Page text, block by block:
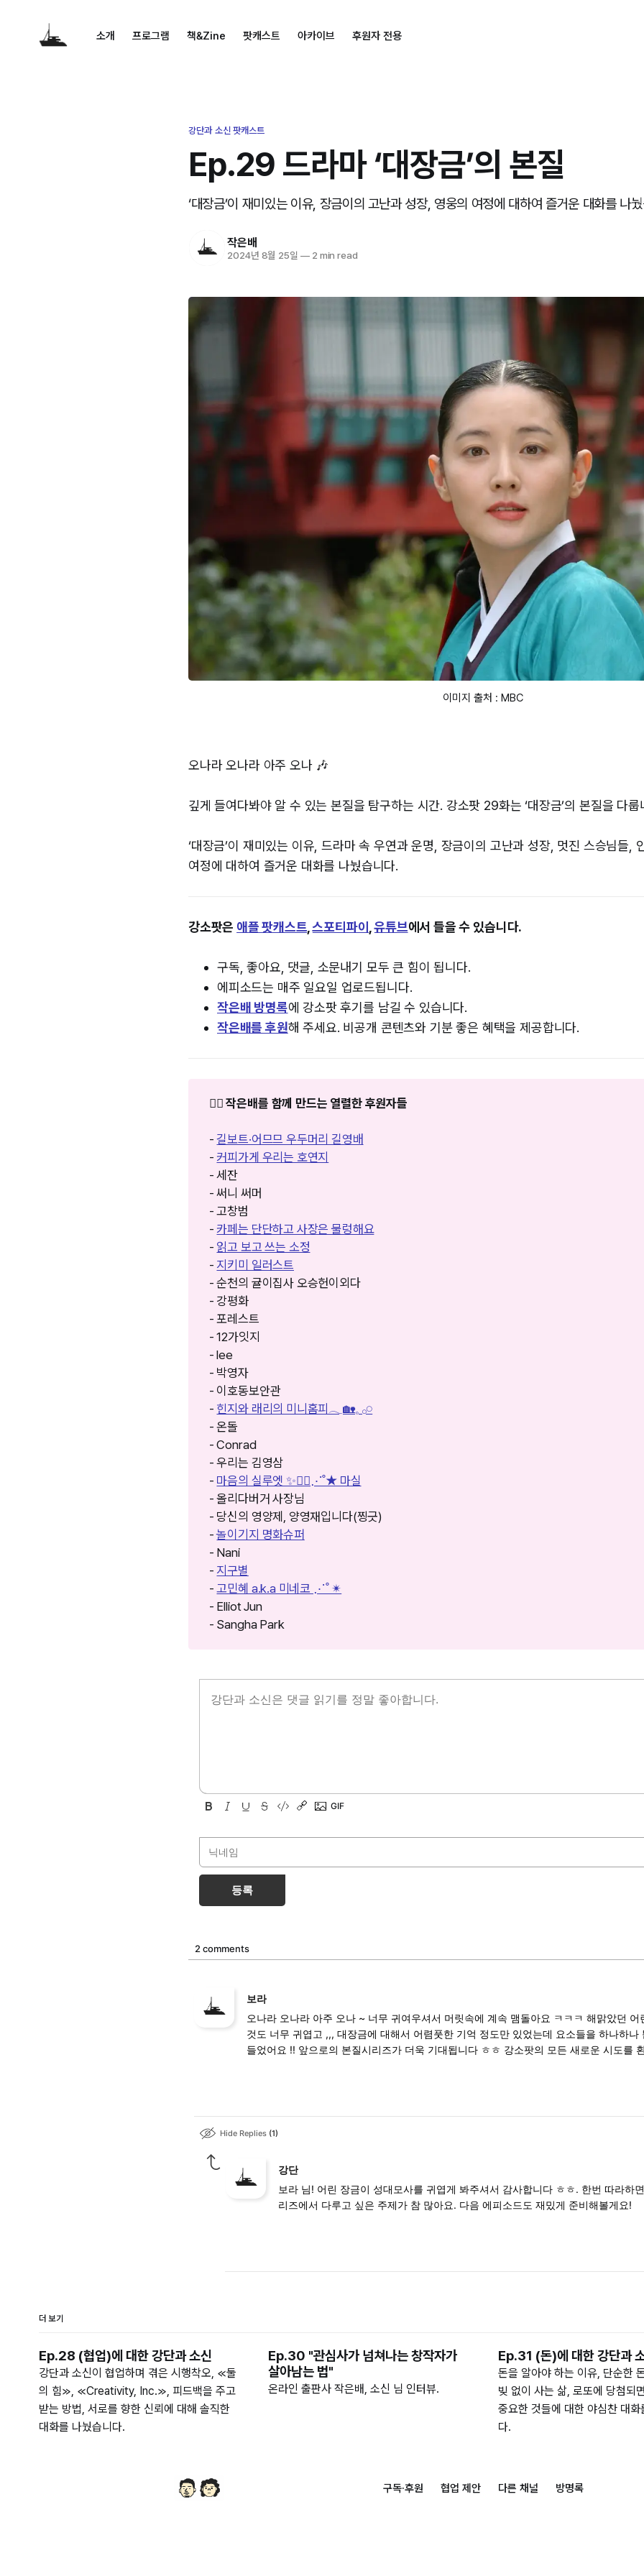
소개 프로그램 책&Zine 팟캐스트 아카이브 후원자 전용
강단과 소신 팟캐스트
Ep.29 드라마 ‘대장금’의 본질
‘대장금’이 재미있는 이유, 장금이의 고난과 성장, 영웅의 여정에 대하여 즐거운 대화를 나
작은배
2024년 8월 25일 —2 min read
이미지 출처 : MBC
오나라 오나라 아주 오나 🎶
깊게 들여다봐야 알 수 있는 본질을 탐구하는 시간. 강소팟 29화는 ‘대장금’의 본질을 다룹
‘대장금’이 재미있는 이유, 드라마 속 우연과 운명, 장금이의 고난과 성장, 멋진 스승님들,
여정에 대하여 즐거운 대화를 나눴습니다.
강소팟은 ⁠⁠애플 팟캐스트⁠⁠,⁠⁠스포티파이⁠⁠ ,⁠⁠유튜브⁠⁠에서 들을 수 있습니다.
구독, 좋아요, 댓글, 소문내기 모두 큰 힘이 됩니다.
에피소드는 매주 일요일 업로드됩니다.
작은배 방명록⁠에 강소팟 후기를 남길 수 있습니다.
작은배를 후원해 주세요. 비공개 콘텐츠와 기분 좋은 혜택을 제공합니다.
❤️‍🔥 작은배를 함께 만드는 열렬한 후원자들
-길보트·어므므 우두머리 길영배
- 커피가게 우리는 호연지
- 세잔
- 써니 써머
- 고창범
- 카페는 단단하고 사장은 물렁해요
- 읽고 보고 쓰는 소정
- 지키미 일러스트
- 순천의 귤이집사 오승헌이외다
- 강평화
- 포레스트
- 12가잇지
- lee
- 박영자
- 이호동보안관
- 힌지와 래리의 미니홈피𓂃🏡𓈒 𓂂𓏸
- 온돌
- Conrad
- 우리는 김영삼
- 마음의 실루엣 ✨🚶‍♀️⋰˚★ 마실
- 올리다버거 사장님
- 당신의 영양제, 양영재입니다(찡긋)
-놀이기지 명화슈퍼
- Nani
- 지구별
-고민혜 a.k.a 미네코 ⋰˚ ✴︎
- Elliot Jun
- Sangha Park
등록
2 comments
보라
오나라 오나라 아주 오나 ~ 너무 귀여우셔서 머릿속에 계속 맴돌아요 ㅋㅋㅋ 해맑았던 어
것도 너무 귀엽고 ,,, 대장금에 대해서 어렴풋한 기억 정도만 있었는데 요소들을 하나하나
들었어요 !! 앞으로의 본질시리즈가 더욱 기대됩니다 ㅎㅎ 강소팟의 모든 새로운 시도를
Hide Replies 1
강단
보라 님! 어린 장금이 성대모사를 귀엽게 봐주셔서 감사합니다 ㅎㅎ. 한번 따라하
리즈에서 다루고 싶은 주제가 참 많아요. 다음 에피소드도 재밌게 준비해볼게요!
더 보기
Ep.28 (협업)에 대한 강단과 소신
강단과 소신이 협업하며 겪은 시행착오, ≪둘
의 힘≫, ≪Creativity, Inc.≫, 피드백을 주고
받는 방법, 서로를 향한 신뢰에 대해 솔직한
대화를 나눴습니다.
Ep.30 "관심사가 넘쳐나는 창작자가
살아남는 법"
온라인 출판사 작은배, 소신 님 인터뷰.
Ep.31 (돈)에 대한 강단과
돈을 알아야 하는 이유, 단순한
빚 없이 사는 삶, 로또에 당첨되
중요한 것들에 대한 야심찬 대화
다.
구독·후원 협업 제안 다른 채널 방명록